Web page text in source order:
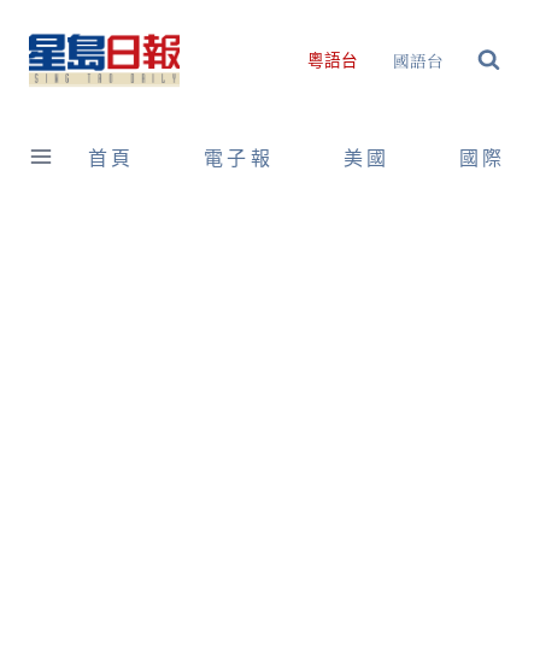
content
粵語台 國語台
首頁 電子報 美國 國際